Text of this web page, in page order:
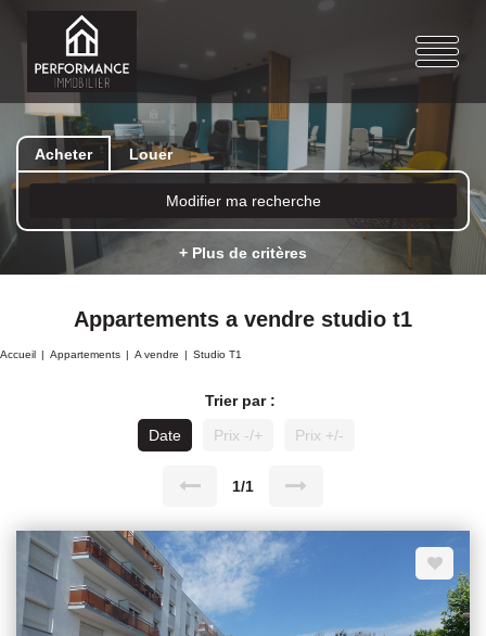
Acheter Louer
Modifier ma recherche
+ Plus de critères
Appartements a vendre studio t1
Accueil Appartements A vendre Studio T1
Trier par :
Date
Prix -/+ Prix +/-
1/1